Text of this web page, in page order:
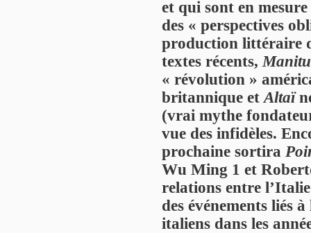
et qui sont en
des « perspectives
production littéraire
textes récents,
« révolution »
britannique et Altaï
(vrai mythe
vue des infidèles.
prochaine sortira
Wu Ming 1 et
relations entre
des événements liés
italiens dans les